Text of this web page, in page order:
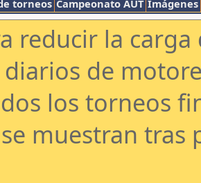
torneos Campeonato AUT Imágenes
reducir la
diarios de
los torneos
muestran tras